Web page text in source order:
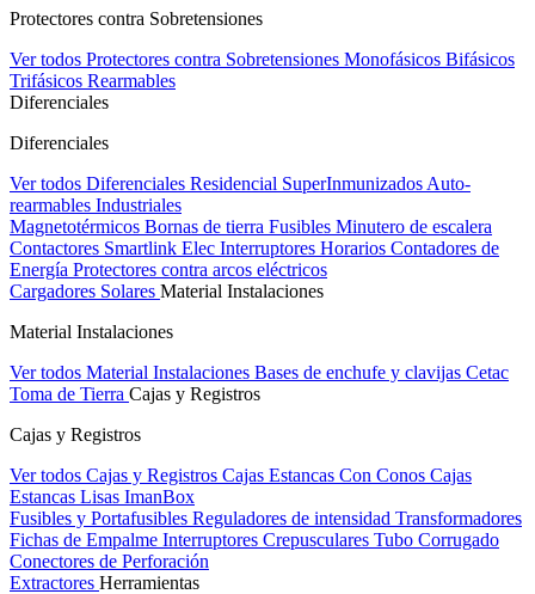
Protectores contra Sobretensiones
Ver todos Protectores contra Sobretensiones Monofásicos Bifásicos
Trifásicos Rearmables
Diferenciales
Diferenciales
Ver todos Diferenciales Residencial SuperInmunizados Auto-
rearmables Industriales
Magnetotérmicos Bornas de tierra Fusibles Minutero de escalera
Contactores Smartlink Elec Interruptores Horarios Contadores de
Energía Protectores contra arcos eléctricos
Cargadores Solares Material Instalaciones
Material Instalaciones
Ver todos Material Instalaciones Bases de enchufe y clavijas Cetac
Toma de Tierra Cajas y Registros
Cajas y Registros
Ver todos Cajas y Registros Cajas Estancas Con Conos Cajas
Estancas Lisas ImanBox
Fusibles y Portafusibles Reguladores de intensidad Transformadores
Fichas de Empalme Interruptores Crepusculares Tubo Corrugado
Conectores de Perforación
Extractores Herramientas